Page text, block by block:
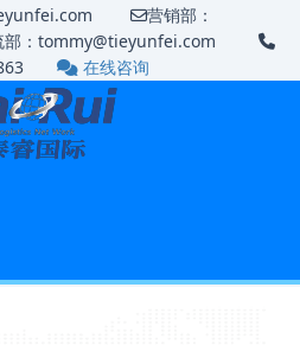
营销部：
部：tommy@tieyunfei.com
在线咨询